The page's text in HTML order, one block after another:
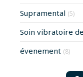
Supramental (5)
Soin vibratoire
évenement (8)